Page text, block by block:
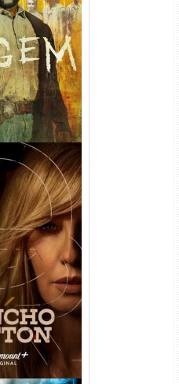
Torrent
DL 1080p/4K
1ª
(2026)
Dual Áudio